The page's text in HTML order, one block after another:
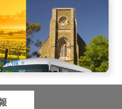
接送、市區觀光、景點
ADL10084
先得。